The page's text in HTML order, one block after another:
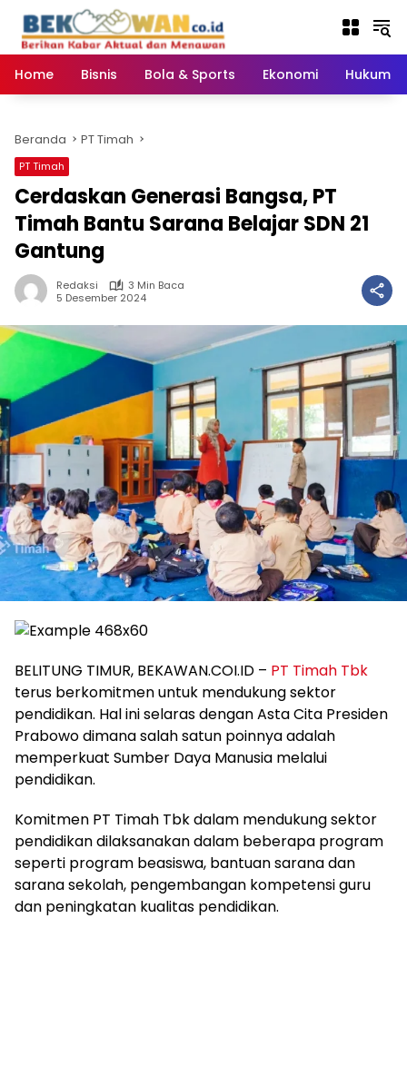
konten
Home
Bisnis Bola & Sports Ekonomi Hukum
Beranda PT Timah
PT Timah
Cerdaskan Generasi Bangsa, PT
Timah Bantu Sarana Belajar SDN 21
Gantung
Redaksi
3 Min Baca
5 Desember 2024
BELITUNG TIMUR, BEKAWAN.COI.ID – PT Timah Tbk
terus berkomitmen untuk mendukung sektor
pendidikan. Hal ini selaras dengan Asta Cita Presiden
Prabowo dimana salah satun poinnya adalah
memperkuat Sumber Daya Manusia melalui
pendidikan.
Komitmen PT Timah Tbk dalam mendukung sektor
pendidikan dilaksanakan dalam beberapa program
seperti program beasiswa, bantuan sarana dan
sarana sekolah, pengembangan kompetensi guru
dan peningkatan kualitas pendidikan.